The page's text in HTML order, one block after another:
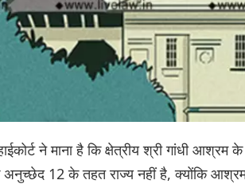
ने माना है कि क्षेत्रीय श्री गांधी
12 के तहत राज्य नहीं है, क्योंकि आश्रम